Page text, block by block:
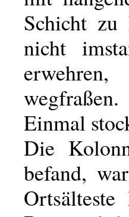
Schicht zu
nicht
wegfraßen.
Einmal
Die
befand,